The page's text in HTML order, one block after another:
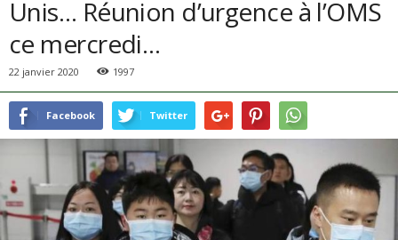
Unis… Réunion d’urgence à l’OMS
ce mercredi…
22 janvier 2020 1997
Facebook Twitter